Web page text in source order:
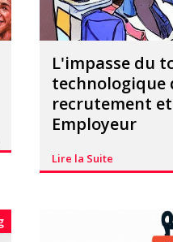
L'impasse du
technologique
recrutement
Employeur
Lire la Suite